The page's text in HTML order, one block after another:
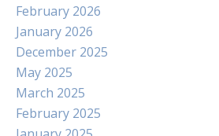
February 2026
January 2026
December 2025
May 2025
March 2025
February 2025